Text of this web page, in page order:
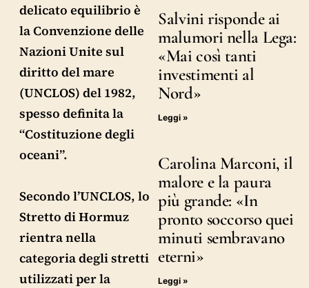
delicato equilibrio è
la Convenzione delle
Nazioni Unite sul
diritto del mare
(UNCLOS) del 1982,
spesso definita la
“Costituzione degli
oceani”.
Secondo l’UNCLOS, lo
Stretto di Hormuz
rientra nella
categoria degli stretti
utilizzati per la
Salvini risponde ai
malumori nella Lega:
«Mai così tanti
investimenti al
Nord»
Leggi »
Carolina Marconi, il
malore e la paura
più grande: «In
pronto soccorso quei
minuti sembravano
eterni»
Leggi »